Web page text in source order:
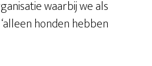
waarbij we als
honden hebben